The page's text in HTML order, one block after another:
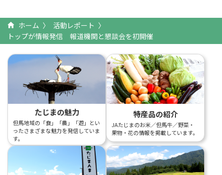
ホーム
活動レポート
トップが情報発信 報道機関と懇談会を初開催
たじまの魅力
但馬地域の「食」「農」「遊」とい
ったさまざまな魅力を発信していま
す。
特産品の紹介
JAたじまのお米／但馬牛／野菜・
果物・花の情報を掲載しています。